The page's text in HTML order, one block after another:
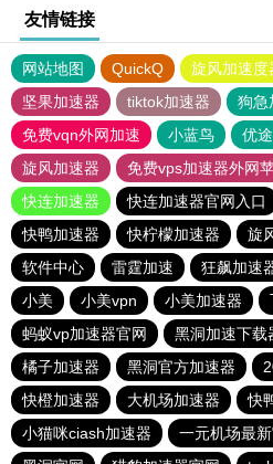
友情链接
网站地图 QuickQ 旋风加速度
坚果加速器
tiktok加速器
狗急
免费vqn外网加速
小蓝鸟 优
旋风加速器
免费vps加速器外网
快连加速器
快连加速器官网入口
快鸭加速器
快柠檬加速器 旋
软件中心
雷霆加速 狂飙加速
小美
小美vpn 小美加速器
蚂蚁vp加速器官网
黑洞加速下载
橘子加速器
黑洞官方加速器
快橙加速器
大机场加速器
快
小猫咪ciash加速器
一元机场最